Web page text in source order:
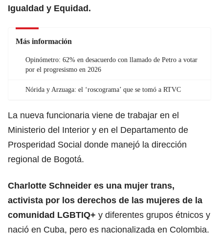
Igualdad y Equidad.
Más información
Opinómetro: 62% en desacuerdo con llamado de Petro a votar
por el progresismo en 2026
Nórida y Arzuaga: el ‘roscograma’ que se tomó a RTVC
La nueva funcionaria viene de trabajar en el
Ministerio del Interior y en el Departamento de
Prosperidad Social donde manejó la dirección
regional de Bogotá.
Charlotte Schneider es una mujer trans,
activista por los derechos de las mujeres de la
comunidad LGBTIQ+ y diferentes grupos étnicos y
nació en Cuba, pero es nacionalizada en Colombia.